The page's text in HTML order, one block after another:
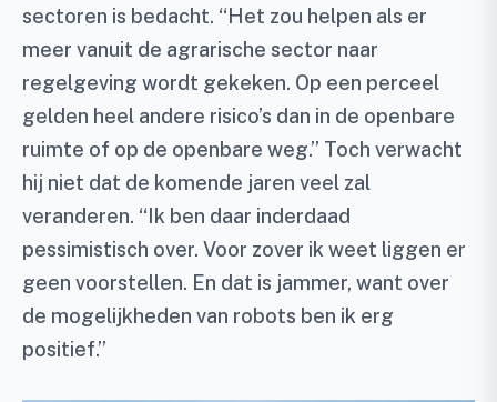
sectoren is bedacht. “Het zou helpen als er
meer vanuit de agrarische sector naar
regelgeving wordt gekeken. Op een perceel
gelden heel andere risico’s dan in de openbare
ruimte of op de openbare weg.” Toch verwacht
hij niet dat de komende jaren veel zal
veranderen. “Ik ben daar inderdaad
pessimistisch over. Voor zover ik weet liggen er
geen voorstellen. En dat is jammer, want over
de mogelijkheden van robots ben ik erg
positief.”